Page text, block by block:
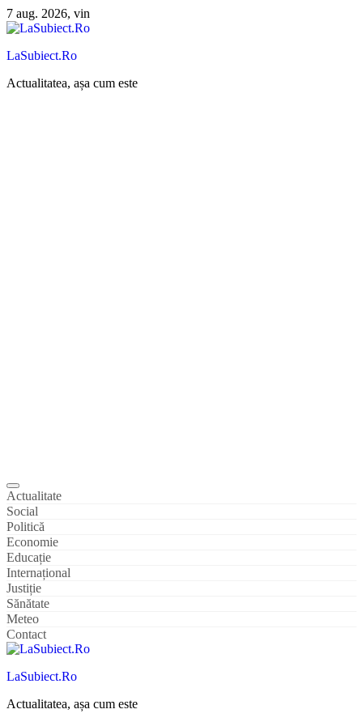
Sari
la
7 aug. 2026, vin
LaSubiect.Ro
Actualitatea, așa cum este
Actualitate
Social
Politică
Economie
Educație
Internațional
Justiție
Sănătate
Meteo
Contact
LaSubiect.Ro
Actualitatea, așa cum este